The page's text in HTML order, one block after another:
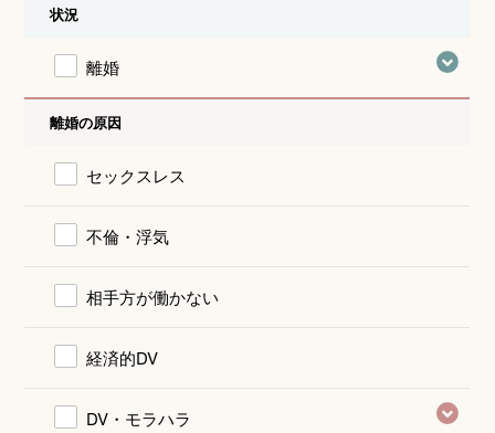
状況
離婚
離婚の原因
セックスレス
不倫・浮気
相手方が働かない
経済的DV
DV・モラハラ